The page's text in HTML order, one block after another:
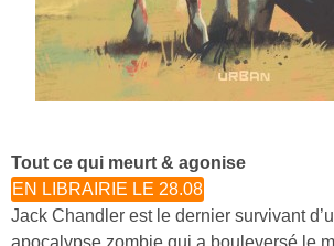
Tout ce qui meurt & agonise
EN LIBRAIRIE LE 28.08
Jack Chandler est le dernier survivant